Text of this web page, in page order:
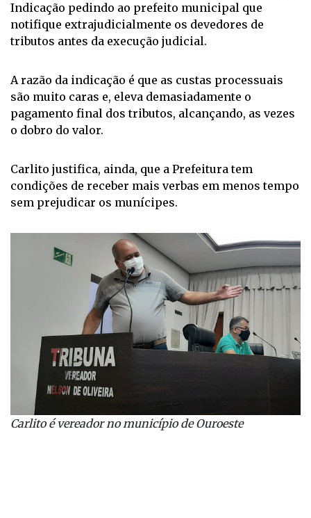
Indicação pedindo ao prefeito municipal que
notifique extrajudicialmente os devedores de
tributos antes da execução judicial.
A razão da indicação é que as custas processuais
são muito caras e, eleva demasiadamente o
pagamento final dos tributos, alcançando, as vezes
o dobro do valor.
Carlito justifica, ainda, que a Prefeitura tem
condições de receber mais verbas em menos tempo
sem prejudicar os munícipes.
Carlito é vereador no município de Ouroeste